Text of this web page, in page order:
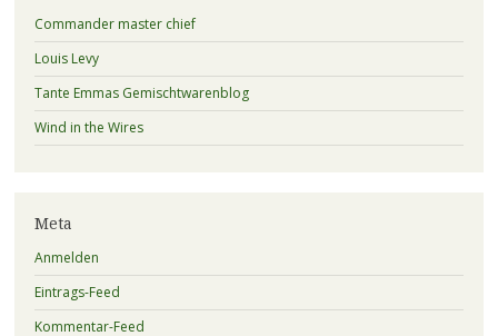
Commander master chief
Louis Levy
Tante Emmas Gemischtwarenblog
Wind in the Wires
Meta
Anmelden
Eintrags-Feed
Kommentar-Feed